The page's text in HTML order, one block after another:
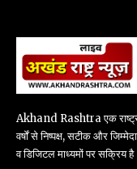
Akhand Rashtra एक
वर्षों से निष्पक्ष, सटीक और
व डिजिटल माध्यमों पर सक्रिय